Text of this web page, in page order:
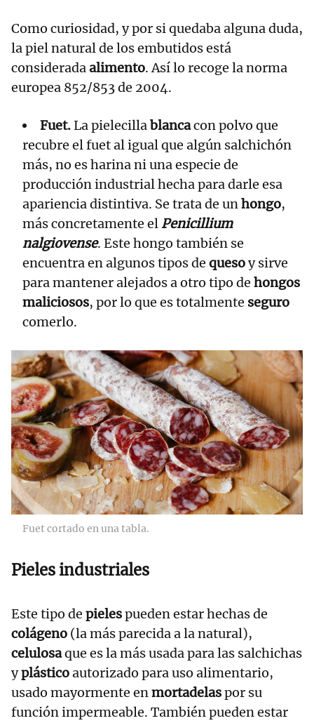
Como curiosidad, y por si quedaba alguna duda,
la piel natural de los embutidos está
consideradaalimento. Así lo recoge la norma
europea 852/853 de 2004.
Fuet.La pielecillablancacon polvo que
recubre el fuet al igual que algún salchichón
más, no es harina ni una especie de
producción industrial hecha para darle esa
apariencia distintiva. Se trata de unhongo,
más concretamente elPenicillium
nalgiovense. Este hongo también se
encuentra en algunos tipos de quesoy sirve
para mantener alejados a otro tipo de hongos
maliciosos, por lo que es totalmente seguro
comerlo.
Fuet cortado en una tabla.
Pieles industriales
Este tipo de pielespueden estar hechas de
colágeno (la más parecida a la natural),
celulosaque es la más usada para las salchichas
yplásticoautorizado para uso alimentario,
usado mayormente enmortadelaspor su
función impermeable. También pueden estar